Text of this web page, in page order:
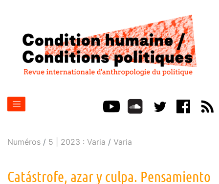
Numéros 5 | 2023 : Varia Varia
Catástrofe, azar y culpa. Pensamiento